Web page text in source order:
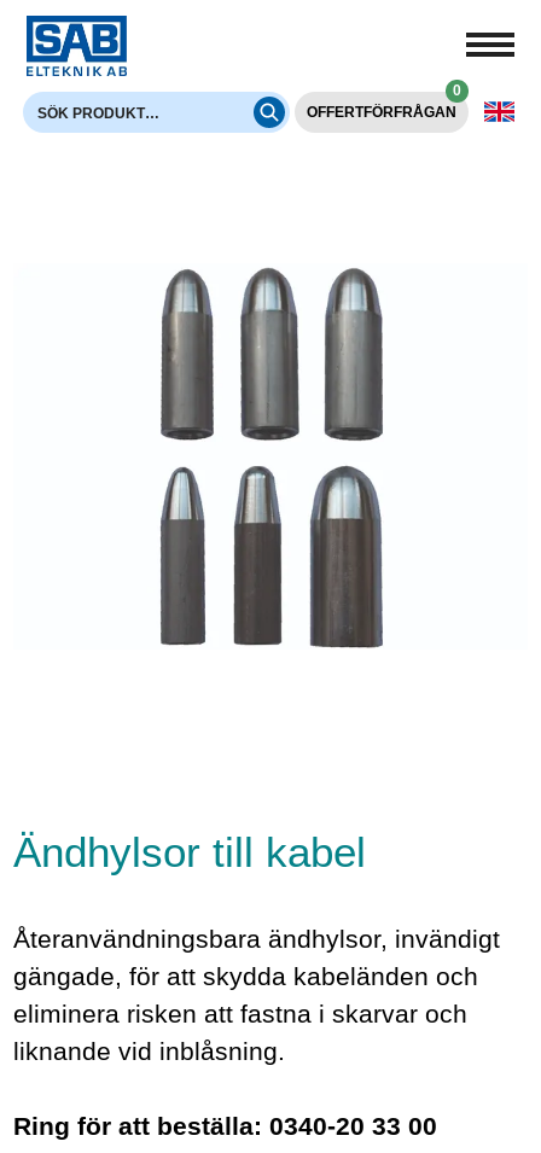
OFFERTFÖRFRÅGAN
0
Ändhylsor till kabel
Återanvändningsbara ändhylsor, invändigt
gängade, för att skydda kabeländen och
eliminera risken att fastna i skarvar och
liknande vid inblåsning.
Ring för att beställa: 0340-20 33 00